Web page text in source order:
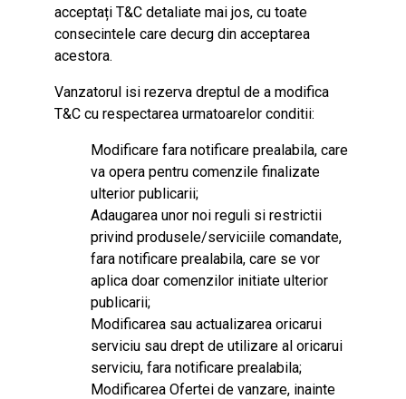
acceptați T&C detaliate mai jos, cu toate
consecintele care decurg din acceptarea
acestora.
Vanzatorul isi rezerva dreptul de a modifica
T&C cu respectarea urmatoarelor conditii:
Modificare fara notificare prealabila, care
va opera pentru comenzile finalizate
ulterior publicarii;
Adaugarea unor noi reguli si restrictii
privind produsele/serviciile comandate,
fara notificare prealabila, care se vor
aplica doar comenzilor initiate ulterior
publicarii;
Modificarea sau actualizarea oricarui
serviciu sau drept de utilizare al oricarui
serviciu, fara notificare prealabila;
Modificarea Ofertei de vanzare, inainte